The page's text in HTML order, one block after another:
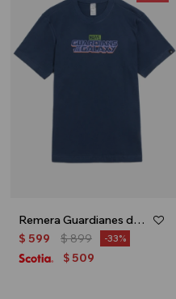
Remera Guardianes de la Galaxia - Azul
$ 599 $899 33
$ 509